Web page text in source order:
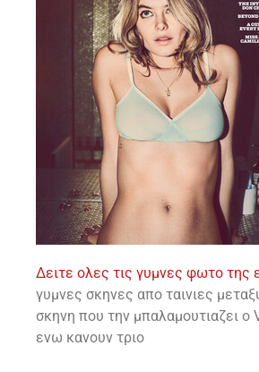
Δειτε ολες τις γυμνες φωτο της
γυμνες σκηνες απο ταινιες
σκηνη που την μπαλαμουτιαζει ο
ενω κανουν τριο